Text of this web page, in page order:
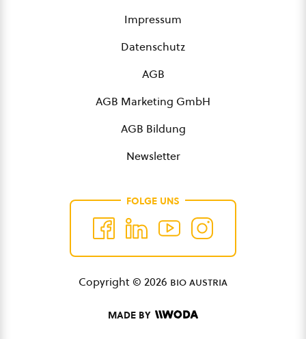
Impressum
Datenschutz
AGB
AGB Marketing GmbH
AGB Bildung
Newsletter
FOLGE UNS
Copyright © 2026 bio austria
MADE BY